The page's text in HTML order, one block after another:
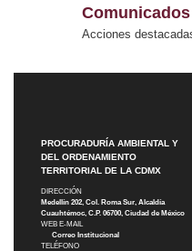
Comunicados
Acciones
PROCURADURÍA AMBIENTAL Y
DEL ORDENAMIENTO
TERRITORIAL DE LA CDMX
DIRECCIÓN
Medellín 202, Col. Roma Sur, Alcaldía
Cuauhtémoc, C.P. 06700, Ciudad de México
WEB E-MAIL
Correo Institucional
TELÉFONO